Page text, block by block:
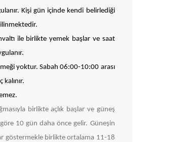
Kişi gün içinde kendi belirlediği
ile birlikte yemek başlar ve saat
yoktur. Sabah 06:00-10:00 arası
birlikte açlık başlar ve güneş
10 gün daha önce gelir. Güneşin
göstermekle birlikte ortalama 11-18